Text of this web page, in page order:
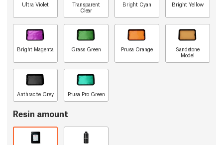
Ultra Violet
Transparent
Clear
Bright Cyan Bright Yellow
Bright Magenta Grass Green Prusa Orange
Sandstone
Model
Anthracite Grey Prusa Pro Green
Resin amount